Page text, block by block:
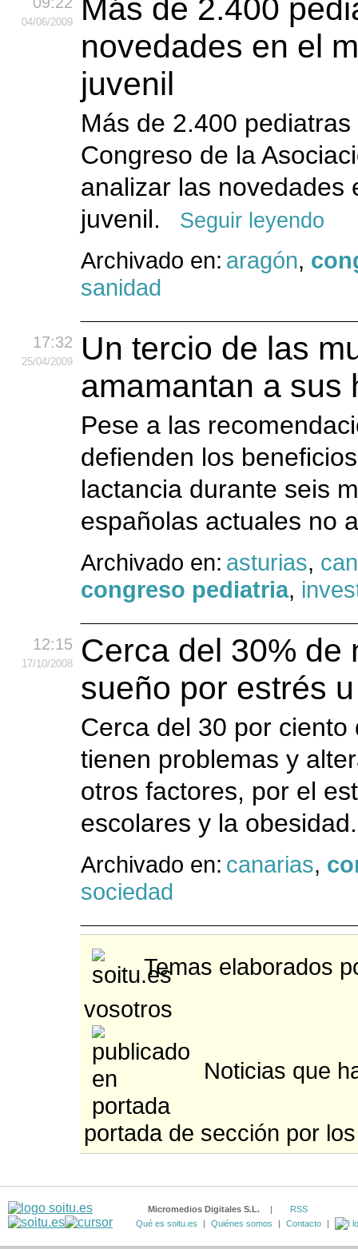
04/06/2009
Más de 2.400
novedades en el
juvenil
Más de 2.400
Congreso de la
analizar las novedades
juvenil.
Seguir leyendo
Archivado en: aragón,
sanidad
17:32
25/04/2009
Un tercio de las
amamantan a sus
Pese a las
defienden los
lactancia durante seis
españolas actuales no
Archivado en: asturias,
congreso pediatria,
12:15
17/10/2008
Cerca del 30% de
sueño por estrés
Cerca del 30 por
tienen problemas y
otros factores, por el
escolares y la
Archivado en: canarias,
sociedad
Temas elaborados
vosotros
Noticias que
portada de sección por
Micromedios Digitales S.L.
RSS
Qué es soitu.es
Quiénes somos Contacto